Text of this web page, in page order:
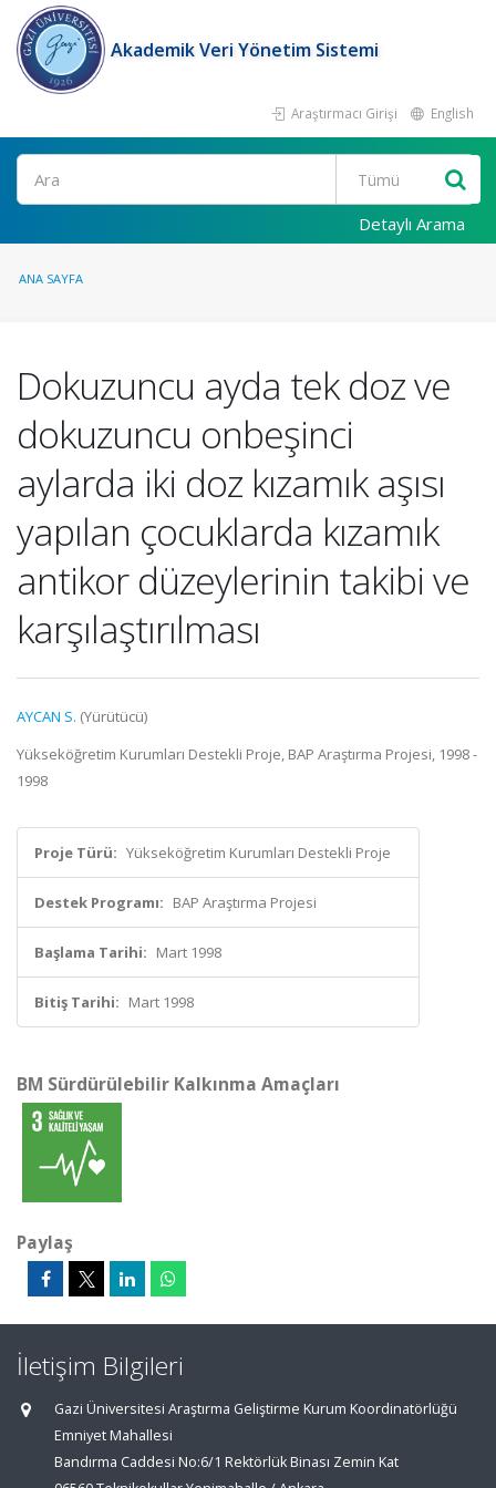
Akademik Veri Yönetim Sistemi
Araştırmacı Girişi English
Ara
Detaylı Arama
ANA SAYFA
Dokuzuncu ayda tek doz ve
dokuzuncu onbeşinci
aylarda iki doz kızamık aşısı
yapılan çocuklarda kızamık
antikor düzeylerinin takibi ve
karşılaştırılması
AYCAN S. (Yürütücü)
Yükseköğretim Kurumları Destekli Proje, BAP Araştırma Projesi, 1998 -
1998
Proje Türü: Yükseköğretim Kurumları Destekli Proje
Destek Programı: BAP Araştırma Projesi
Başlama Tarihi: Mart 1998
Bitiş Tarihi: Mart 1998
BM Sürdürülebilir Kalkınma Amaçları
Paylaş
İletişim Bilgileri
Gazi Üniversitesi Araştırma Geliştirme Kurum Koordinatörlüğü
Emniyet Mahallesi
Bandırma Caddesi No:6/1 Rektörlük Binası Zemin Kat